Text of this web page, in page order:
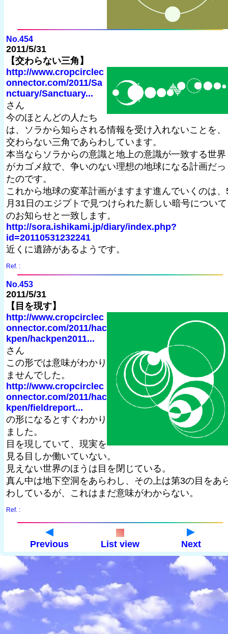
No.454
2011/5/31
【交わらない三角】
http://www.cropcirclec
onnector.com/2011/Sa
nctuary/Sanctuary...
さん
今のほとんどの人たち
は、ソラから知らされる情報を受け入れないことを、
交わらない三角であらわしています。
本当ならソラからの意識と地上の意識が一致する世界
がカゴメ紋で、争いのない理想の地球になる計画だっ
たのです。
これから地球の変革計画がますます進んでいくのは、
月31日のエジプトで見つけられた新しい暗号について
のお知らせと一致します。
http://sora.ishikami.jp/diary/index.php?
id=20110531232241
近くに遺跡があるようです。
Ref. :
No.453
2011/5/31
【目を現す】
http://www.cropcirclec
onnector.com/2011/hac
kpen/hackpen2011...
さん
この形では意味がわかり
ませんでした。
http://www.cropcirclec
onnector.com/2011/hac
kpen/fieldreport...
の形になるとすぐわかり
ました。
目を現していて、現実を
見る目しか働いていない。
見えない世界のほうは目を閉じている。
真ん中は地下空洞をあらわし、その上は第3の目をあ
わしているが、これはまだ意味がわからない。
Ref. :
Previous List view Next